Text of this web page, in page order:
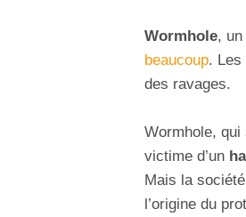
Wormhole,
beaucoup. Les
des ravages.
Wormhole, qui
victime d’un
Mais la
l’origine du